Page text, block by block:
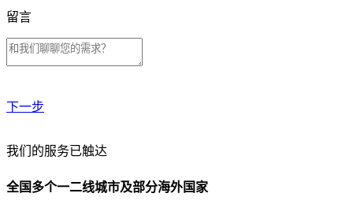
留言
下一步
贵公司预算范围是？
我们的服务已触达
全国多个一二线城市及部分海外国家